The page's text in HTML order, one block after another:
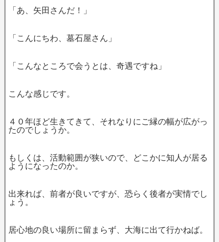
「あ、矢田さんだ！」
「こんにちわ、墓石屋さん」
「こんなところで会うとは、奇遇ですね」
こんな感じです。
４０年ほど生きてきて、それなりにご縁の幅が広がっ
たのでしょうか。
もしくは、活動範囲が狭いので、どこかに知人が居る
ようになったのか。
出来れば、前者が良いですが、恐らく後者が実情でし
ょう。
居心地の良い場所に留まらず、大海に出て行かねば。